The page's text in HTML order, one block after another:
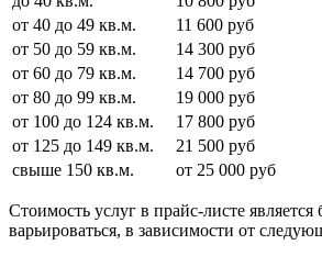
от 40 до 49 кв.м.
11 600 руб
от 50 до 59 кв.м.
14 300 руб
от 60 до 79 кв.м.
14 700 руб
от 80 до 99 кв.м.
19 000 руб
от 100 до 124 кв.м.
17 800 руб
от 125 до 149 кв.м.
21 500 руб
свыше 150 кв.м.
от 25 000 руб
Стоимость услуг в прайс-листе
варьироваться, в зависимости от